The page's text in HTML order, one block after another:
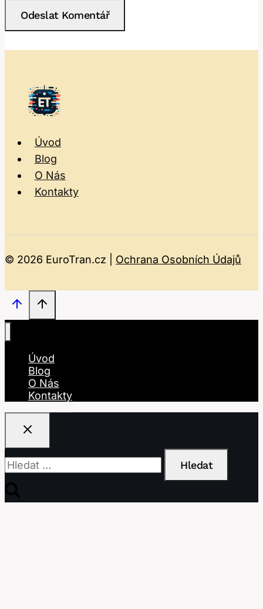
Úvod
Blog
O Nás
Kontakty
© 2026 EuroTran.cz | Ochrana Osobních Údajů
Úvod
Blog
O Nás
Kontakty
Vyhledávání